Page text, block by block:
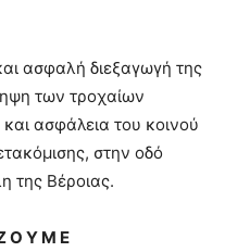
ασφαλή διεξαγωγή της
των τροχαίων
ασφάλεια του κοινού
στην οδό
της Βέροιας.
Ο Υ Μ Ε